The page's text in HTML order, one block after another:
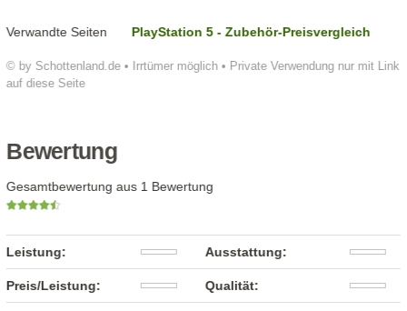
© by Schottenland.de • Irrtümer möglich • Private Verwendung nur mit Link
auf diese Seite
Verwandte Seiten PlayStation 5 - Zubehör-Preisvergleich
Bewertung
Gesamtbewertung aus 1 Bewertung
Leistung: Ausstattung:
Preis/Leistung: Qualität: